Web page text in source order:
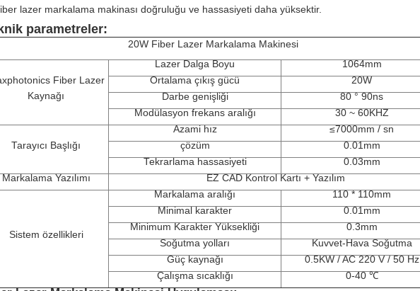
lazer markalama makinası doğruluğu ve hassasiyeti daha yüksektir.
parametreler:
20W Fiber Lazer Markalama Makinesi
Fiber Lazer
Kaynağı
Lazer Dalga Boyu
1064mm
Ortalama çıkış gücü
20W
Darbe genişliği
80 ° 90ns
Modülasyon frekans aralığı
30 ~ 60KHZ
Tarayıcı Başlığı
Azami hız
≤7000mm / sn
çözüm
0.01mm
Tekrarlama hassasiyeti
0.03mm
Markalama Yazılımı
EZ CAD Kontrol Kartı + Yazılım
Sistem özellikleri
Markalama aralığı
110 * 110mm
Minimal karakter
0.01mm
Minimum Karakter Yüksekliği
0.3mm
Soğutma yolları
Kuvvet-Hava Soğutma
Güç kaynağı
0.5KW / AC 220 V / 50 Hz
Çalışma sıcaklığı
0-40 ℃